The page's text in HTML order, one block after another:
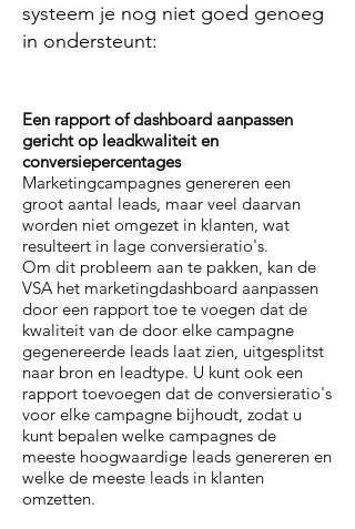
systeem je nog niet goed genoeg
in ondersteunt:
Een rapport of dashboard aanpassen
gericht op leadkwaliteit en
conversiepercentages
Marketingcampagnes genereren een
groot aantal leads, maar veel daarvan
worden niet omgezet in klanten, wat
resulteert in lage conversieratio's.
Om dit probleem aan te pakken, kan de
VSA het marketingdashboard aanpassen
door een rapport toe te voegen dat de
kwaliteit van de door elke campagne
gegenereerde leads laat zien, uitgesplitst
naar bron en leadtype. U kunt ook een
rapport toevoegen dat de conversieratio's
voor elke campagne bijhoudt, zodat u
kunt bepalen welke campagnes de
meeste hoogwaardige leads genereren en
welke de meeste leads in klanten
omzetten.